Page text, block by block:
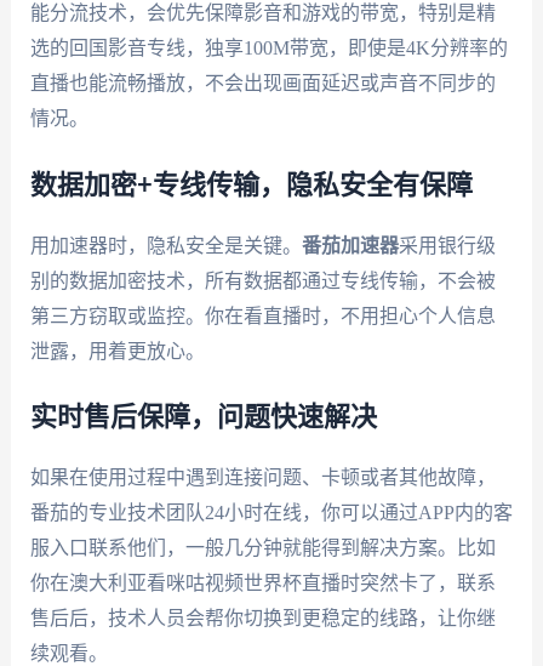
能分流技术，会优先保障影音和游戏的带宽，特别是精
选的回国影音专线，独享100M带宽，即使是4K分辨率的
直播也能流畅播放，不会出现画面延迟或声音不同步的
情况。
数据加密+专线传输，隐私安全有保障
用加速器时，隐私安全是关键。 番茄加速器采用银行级
别的数据加密技术，所有数据都通过专线传输，不会被
第三方窃取或监控。你在看直播时，不用担心个人信息
泄露，用着更放心。
实时售后保障，问题快速解决
如果在使用过程中遇到连接问题、卡顿或者其他故障，
番茄的专业技术团队24小时在线，你可以通过APP内的客
服入口联系他们，一般几分钟就能得到解决方案。比如
你在澳大利亚看咪咕视频世界杯直播时突然卡了，联系
售后后，技术人员会帮你切换到更稳定的线路，让你继
续观看。